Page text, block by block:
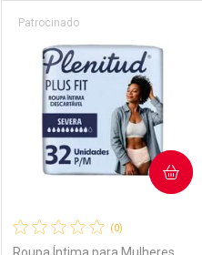
Prateleira
(0)
Patrocinado
COMPRAR